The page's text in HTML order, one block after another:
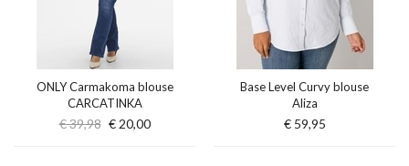
ONLY Carmakoma blouse
CARCATINKA
€ 39,98 € 20,00
Base Level Curvy blouse
Aliza
€ 59,95